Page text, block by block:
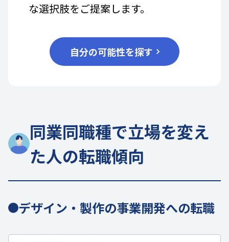
な選択肢をご提案します。
自分の可能性を探す
同業同職種で立場を変え
た人の転職傾向
デザイン・製作の事業開発への転職